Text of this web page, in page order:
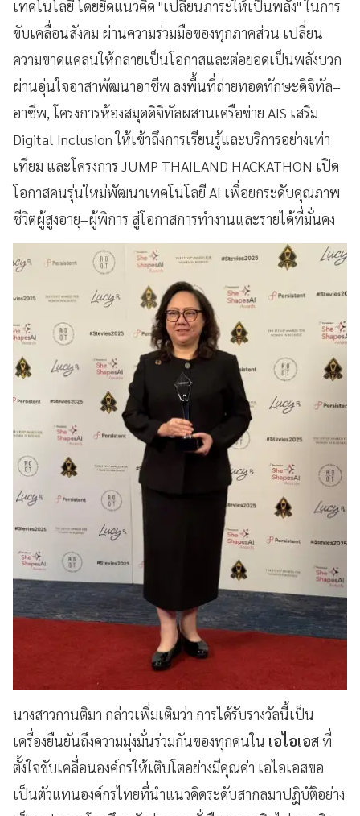
เทคโนโลยี โดยยึดแนวคิด "เปลี่ยนภาระให้เป็นพลัง" ในการ
ขับเคลื่อนสังคม ผ่านความร่วมมือของทุกภาคส่วน เปลี่ยน
ความขาดแคลนให้กลายเป็นโอกาสและต่อยอดเป็นพลังบวก
ผ่านอุ่นใจอาสาพัฒนาอาชีพ ลงพื้นที่ถ่ายทอดทักษะดิจิทัล–
อาชีพ, โครงการห้องสมุดดิจิทัลผสานเครือข่าย AIS เสริม
Digital Inclusion ให้เข้าถึงการเรียนรู้และบริการอย่างเท่า
เทียม และโครงการ JUMP THAILAND HACKATHON เปิด
โอกาสคนรุ่นใหม่พัฒนาเทคโนโลยี AI เพื่อยกระดับคุณภาพ
ชีวิตผู้สูงอายุ–ผู้พิการ สู่โอกาสการทำงานและรายได้ที่มั่นคง
นางสาวกานติมา กล่าวเพิ่มเติมว่า การได้รับรางวัลนี้เป็น
เครื่องยืนยันถึงความมุ่งมั่นร่วมกันของทุกคนใน เอไอเอสที่
ตั้งใจขับเคลื่อนองค์กรให้เติบโตอย่างมีคุณค่า เอไอเอสขอ
เป็นตัวแทนองค์กรไทยที่นำแนวคิดระดับสากลมาปฏิบัติอย่าง